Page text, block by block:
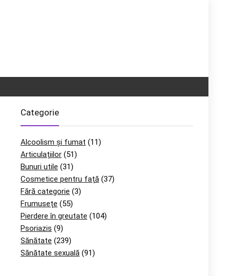
Categorie
Alcoolism și fumat (11)
Articulațiilor (51)
Bunuri utile (31)
Cosmetice pentru față (37)
Fără categorie (3)
Frumusețe (55)
Pierdere în greutate (104)
Psoriazis (9)
Sănătate (239)
Sănătate sexuală (91)